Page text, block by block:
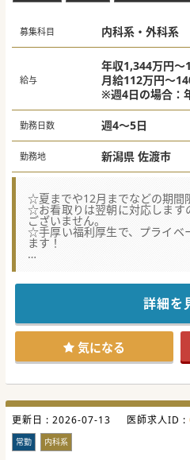
募集科目 内科系・外科系
給与
年収1,344万円～
月給112万円～
※週4日の場合：
場合：年収1680
勤務日数 週4～5日
勤務地 新潟県 佐渡市
☆夏までや12月までなどの期間
☆お看取りは翌朝に対応します
ございません。
☆手厚い福利厚生で、プライベ
ます！
おり、
フォロー体制や法人内での連携
安心してご勤務いただくことが
特殊な立地となりますが、週末
お看取りは翌朝の対応ですの
は無く、週4日の勤務もご相談
各種手当などの福利厚生もしっ
プライベートの充実も図れます
#秋入職可
詳細を
気になる
更新日 : 2026-07-13 医師求人ID :
常勤 内科系